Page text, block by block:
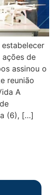
de
assinou o
reunião
A
(6), […]